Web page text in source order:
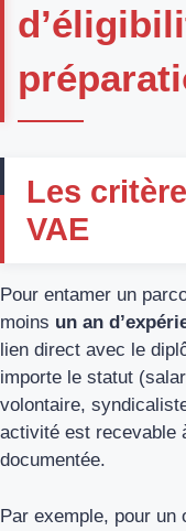
Les
VAE
Pour entamer un
moins un an
lien direct avec le
importe le statut
volontaire,
activité est recevable
documentée.
Par exemple, pour un